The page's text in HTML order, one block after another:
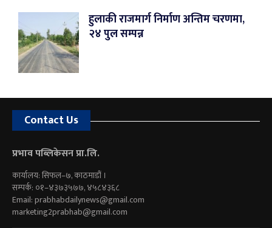
हुलाकी राजमार्ग निर्माण अन्तिम चरणमा,
२४ पुल सम्पन्न
Contact Us
प्रभाव पब्लिकेसन प्रा.लि.
कार्यालय: सिफल–७, काठमाडौं ।
सम्पर्क: ०१–४३७३५७७, ४५८४३६८
Email:prabhabdailynews@gmail.com
marketing2prabhab@gmail.com